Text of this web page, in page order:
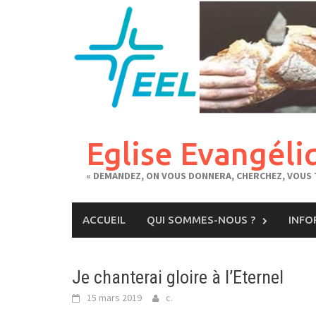
Eglise
« DEMANDEZ, ON VOUS DONNERA, CHERCHEZ,
ACCUEIL QUI SOMMES-NOUS ?
Je chanterai gloire à l’Eternel
15 mars 2019 c.